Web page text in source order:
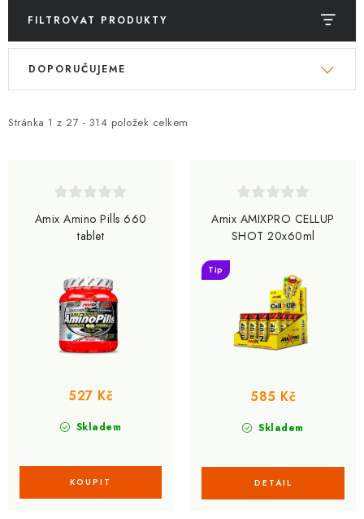
FILTROVAT PRODUKTY
V
i
Stránka 1 z 27 - 314 položek celkem
Ř
e
DOPORUČUJEME
Amix Amino Pills 660
tablet
Skladem
527 Kč
Amix AMIXPRO CELLUP
SHOT 20x60ml
Tip
Skladem
585 Kč